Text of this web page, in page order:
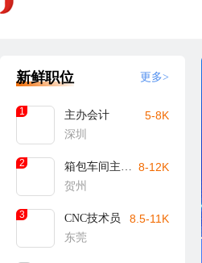
新鲜职位 更多>
1
主办会计
深圳
5-8K
2
箱包车间主任/主管（贺州）
贺州
8-12K
3
CNC技术员
东莞
8.5-11K